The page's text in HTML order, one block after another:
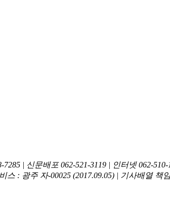
| 신문배포 062-521-3119 | 인터넷 062-510-
스 : 광주 자-00025 (2017.09.05) | 기사배열 책